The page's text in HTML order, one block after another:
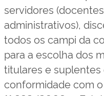
servidores
administrativos),
todos os campi da
para a escolha dos
titulares e
conformidade com